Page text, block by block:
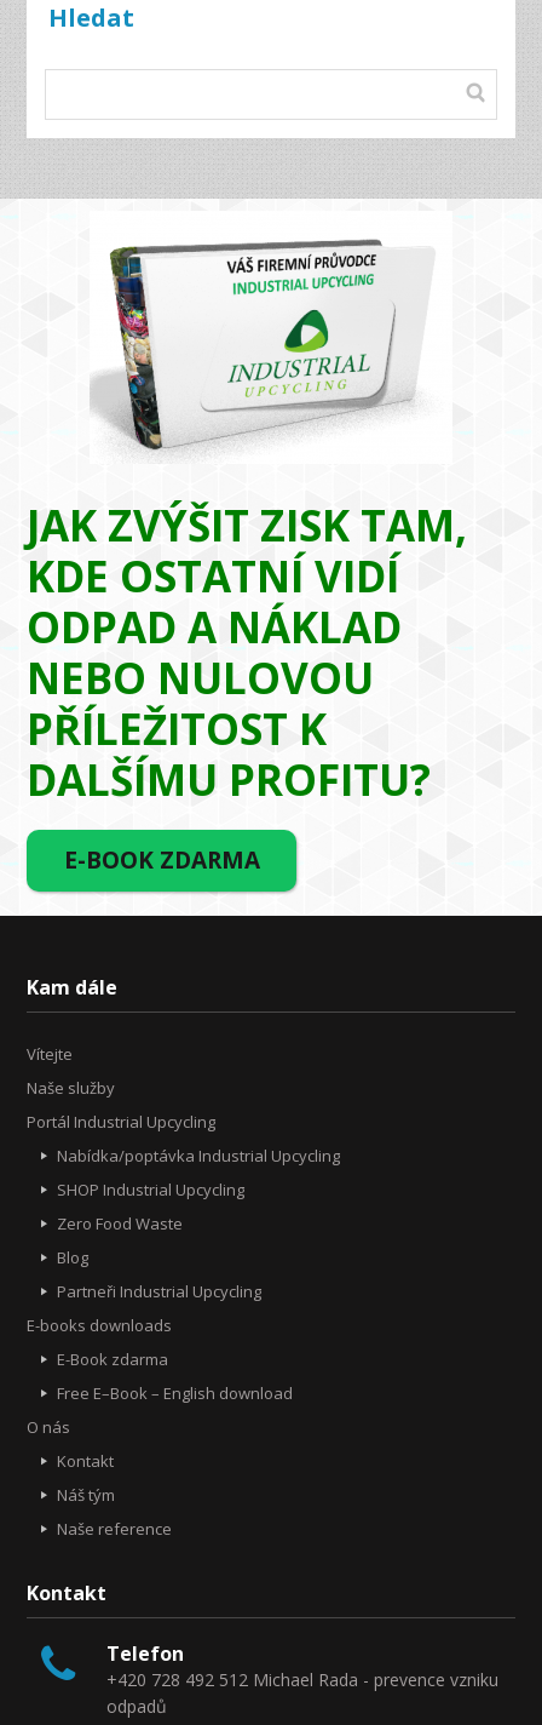
Hledat
JAK ZVÝŠIT ZISK TAM,
KDE OSTATNÍ VIDÍ
ODPAD A NÁKLAD
NEBO NULOVOU
PŘÍLEŽITOST K
DALŠÍMU PROFITU?
E-BOOK ZDARMA
Kam dále
Vítejte
Naše služby
Portál Industrial Upcycling
Nabídka/poptávka Industrial Upcycling
SHOP Industrial Upcycling
Zero Food Waste
Blog
Partneři Industrial Upcycling
E-books downloads
E-Book zdarma
Free E–Book – English download
O nás
Kontakt
Náš tým
Naše reference
Kontakt
Telefon
+420 728 492 512 Michael Rada - prevence vzniku
odpadů